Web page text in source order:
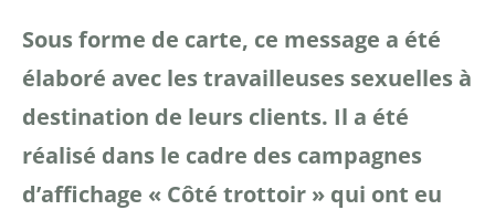
Sous forme de carte, ce message a été
élaboré avec les travailleuses sexuelles à
destination de leurs clients. Il a été
réalisé dans le cadre des campagnes
d’affichage « Côté trottoir » qui ont eu